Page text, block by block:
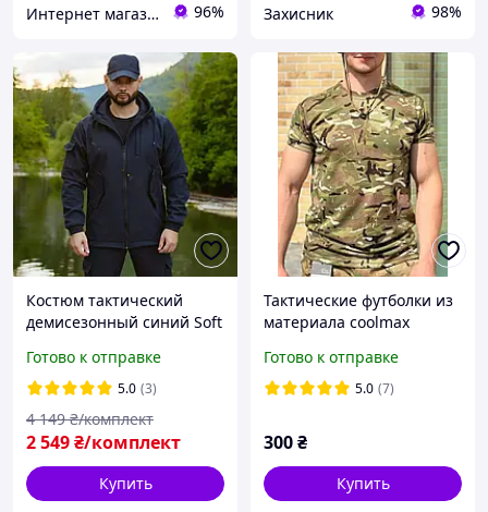
Интернет магазин NickMarket 96% Захисник 98%
Костюм тактический
демисезонный синий Soft
непромокаемый на флисе
Готово к отправке
5.0 (3)
2 549₴/комплект
4 149 ₴/комплект
Купить
Тактические футболки из
материала coolmax
Готово к отправке
5.0 (7)
300₴
Купить